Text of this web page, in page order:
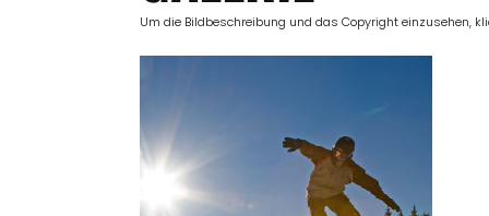
Um die Bildbeschreibung und das Copyright einzusehen,